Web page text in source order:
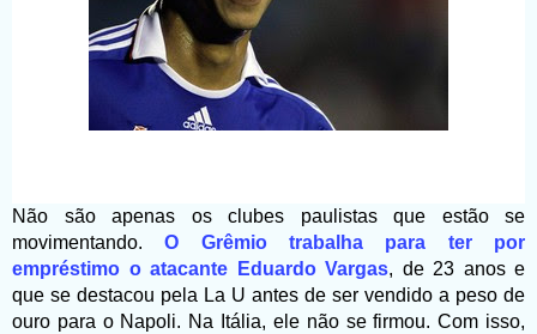
Não são apenas os clubes paulistas que estão se
movimentando.O Grêmio trabalha para ter por
empréstimo o atacante Eduardo Vargas, de 23 anos e
que se destacou pela La U antes de ser vendido a peso de
ouro para o Napoli. Na Itália, ele não se firmou. Com isso,